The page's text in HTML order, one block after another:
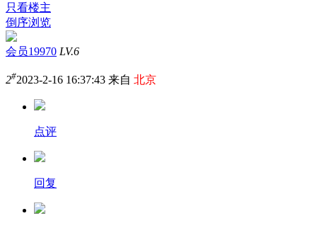
只看楼主
倒序浏览
会员19970 LV.6
2#2023-2-16 16:37:43 来自 北京
点评
回复